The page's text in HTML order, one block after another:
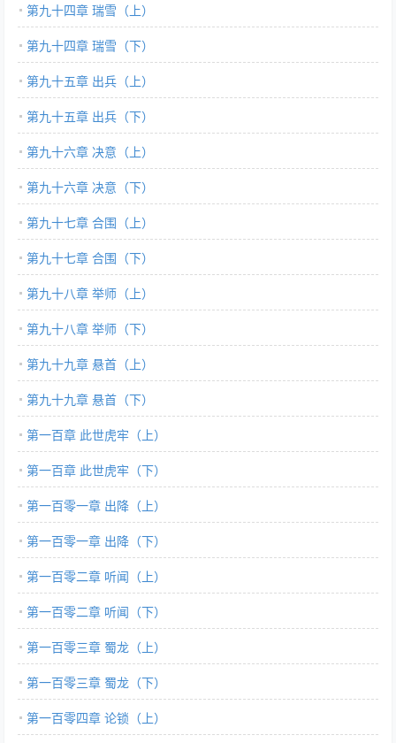
第九十四章 瑞雪（上）
第九十四章 瑞雪（下）
第九十五章 出兵（上）
第九十五章 出兵（下）
第九十六章 决意（上）
第九十六章 决意（下）
第九十七章 合围（上）
第九十七章 合围（下）
第九十八章 举师（上）
第九十八章 举师（下）
第九十九章 悬首（上）
第九十九章 悬首（下）
第一百章 此世虎牢（上）
第一百章 此世虎牢（下）
第一百零一章 出降（上）
第一百零一章 出降（下）
第一百零二章 听闻（上）
第一百零二章 听闻（下）
第一百零三章 蜀龙（上）
第一百零三章 蜀龙（下）
第一百零四章 论锁（上）